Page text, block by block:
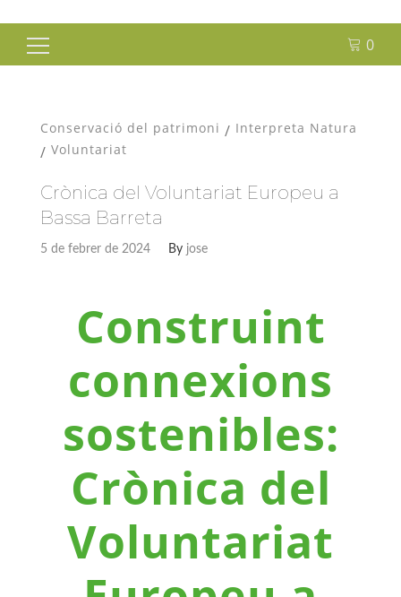
0
Cerca:
Conservació del patrimoni / Interpreta Natura
/ Voluntariat
Crònica del Voluntariat Europeu a
Bassa Barreta
5 de febrer de 2024 By jose
Construint
connexions
sostenibles:
Crònica del
Voluntariat